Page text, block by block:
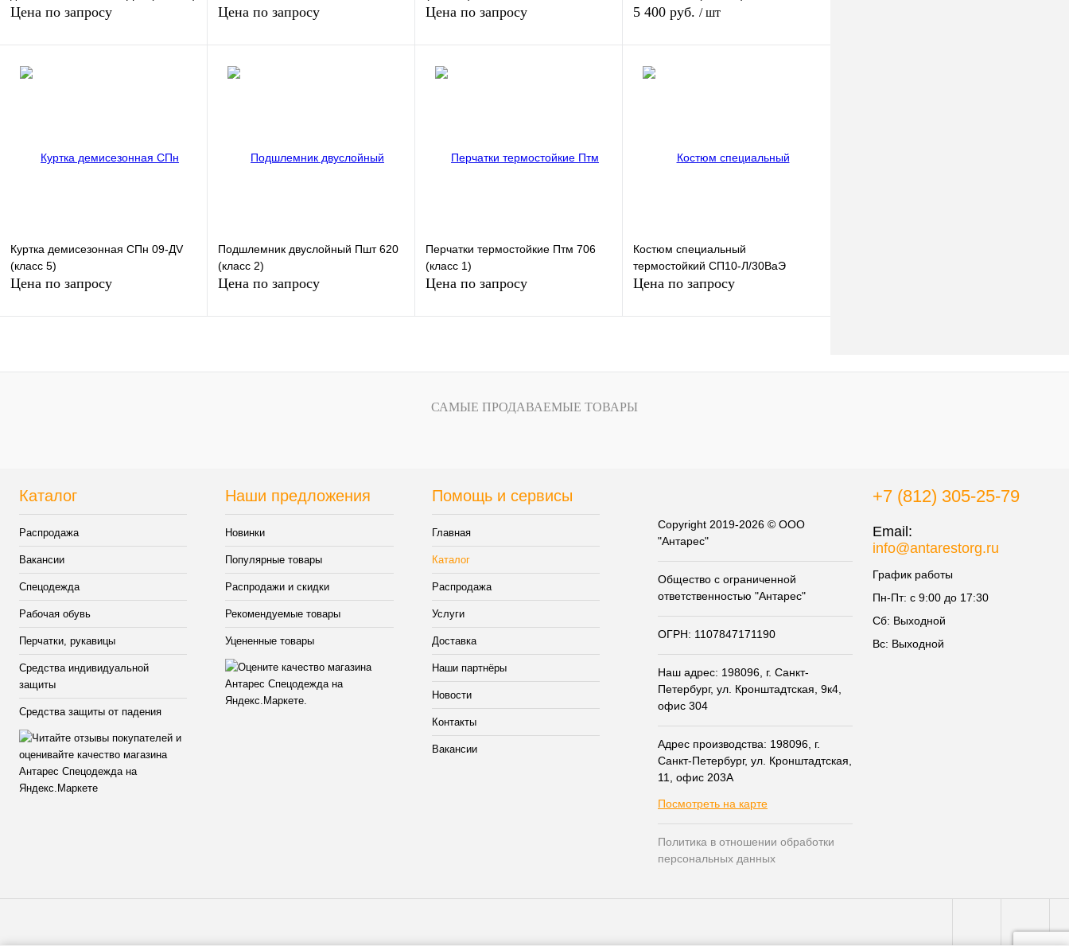
Цена по запросу Цена по запросу Цена по запросу 5 400 руб. / шт
Куртка демисезонная СПн 09-ДV
(класс 5)
Цена по запросу
Подшлемник двуслойный Пшт 620
(класс 2)
Цена по запросу
Перчатки термостойкие Птм 706
(класс 1)
Цена по запросу
В избранное Под заказ
Костюм специальный
термостойкий СП10-Л/30ВаЭ
Цена по запросу
САМЫЕ ПРОДАВАЕМЫЕ ТОВАРЫ
Каталог
Распродажа
Вакансии
Спецодежда
Рабочая обувь
Перчатки, рукавицы
Средства индивидуальной
защиты
Средства защиты от падения
Наши предложения
Новинки
Популярные товары
Распродажи и скидки
Рекомендуемые товары
Уцененные товары
Помощь и сервисы
Главная
Каталог
Распродажа
Услуги
Доставка
Наши партнёры
Новости
Контакты
Вакансии
Copyright 2019-2026 © ООО
"Антарес"
Общество с ограниченной
ответственностью "Антарес"
ОГРН: 1107847171190
Наш адрес: 198096, г. Санкт-
Петербург, ул. Кронштадтская, 9к4,
офис 304
Адрес производства: 198096, г.
Санкт-Петербург, ул. Кронштадтская,
11, офис 203А
Посмотреть на карте
Политика в отношении обработки
персональных данных
+7 (812) 305-25-79
Email:
info@antarestorg.ru
График работы
Пн-Пт: с 9:00 до 17:30
Сб: Выходной
Вс: Выходной